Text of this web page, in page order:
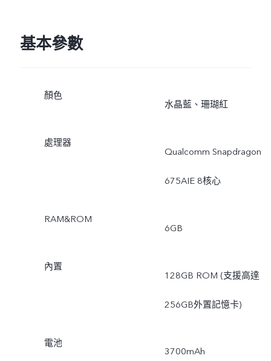
基本參數
顏色
水晶藍、珊瑚紅
處理器
Qualcomm Snapdragon
675AIE 8核心
RAM&ROM
6GB
內置
128GB ROM (支援高達
256GB外置記憶卡)
電池
3700mAh